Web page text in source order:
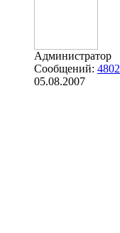
Администратор
Сообщений: 4802
05.08.2007